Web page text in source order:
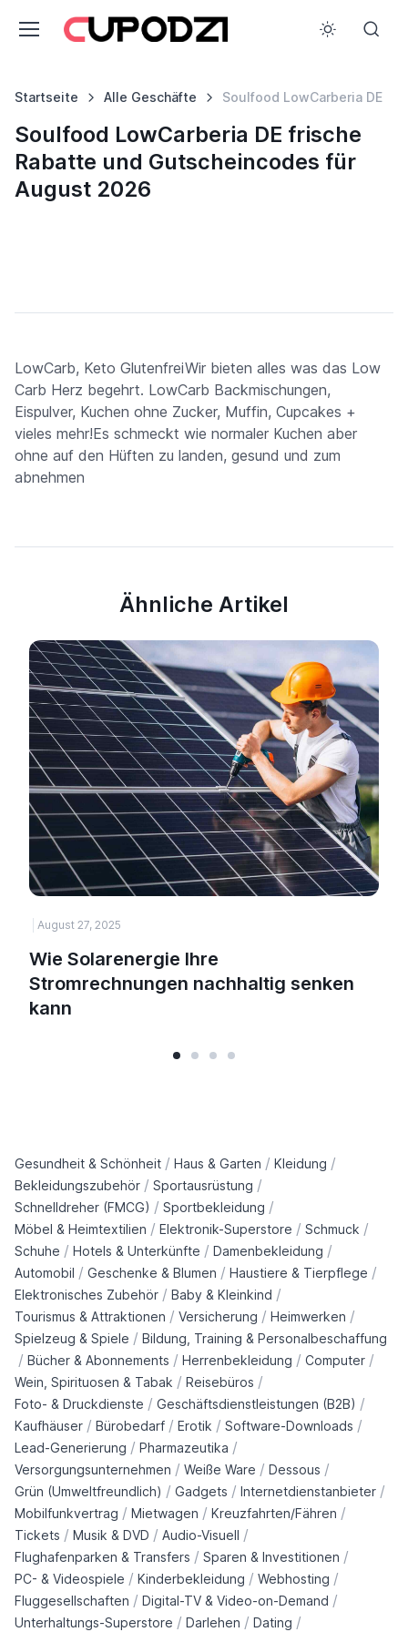
Startseite Alle Geschäfte Soulfood LowCarberia DE
Soulfood LowCarberia DE frische
Rabatte und Gutscheincodes für
August 2026
LowCarb, Keto GlutenfreiWir bieten alles was das Low
Carb Herz begehrt. LowCarb Backmischungen,
Eispulver, Kuchen ohne Zucker, Muffin, Cupcakes +
vieles mehr!Es schmeckt wie normaler Kuchen aber
ohne auf den Hüften zu landen, gesund und zum
abnehmen
Ähnliche Artikel
August 27, 2025
Wie Solarenergie Ihre
Stromrechnungen nachhaltig senken
kann
Gesundheit & Schönheit / Haus & Garten / Kleidung /
Bekleidungszubehör / Sportausrüstung /
Schnelldreher (FMCG) / Sportbekleidung /
Möbel & Heimtextilien / Elektronik-Superstore / Schmuck /
Schuhe / Hotels & Unterkünfte / Damenbekleidung /
Automobil / Geschenke & Blumen / Haustiere & Tierpflege /
Elektronisches Zubehör / Baby & Kleinkind /
Tourismus & Attraktionen / Versicherung / Heimwerken /
Spielzeug & Spiele / Bildung, Training & Personalbeschaffung
/ Bücher & Abonnements / Herrenbekleidung / Computer /
Wein, Spirituosen & Tabak / Reisebüros /
Foto- & Druckdienste / Geschäftsdienstleistungen (B2B) /
Kaufhäuser / Bürobedarf / Erotik / Software-Downloads /
Lead-Generierung / Pharmazeutika /
Versorgungsunternehmen / Weiße Ware / Dessous /
Grün (Umweltfreundlich) / Gadgets / Internetdienstanbieter /
Mobilfunkvertrag / Mietwagen / Kreuzfahrten/Fähren /
Tickets / Musik & DVD / Audio-Visuell /
Flughafenparken & Transfers / Sparen & Investitionen /
PC- & Videospiele / Kinderbekleidung / Webhosting /
Fluggesellschaften / Digital-TV & Video-on-Demand /
Unterhaltungs-Superstore / Darlehen / Dating /